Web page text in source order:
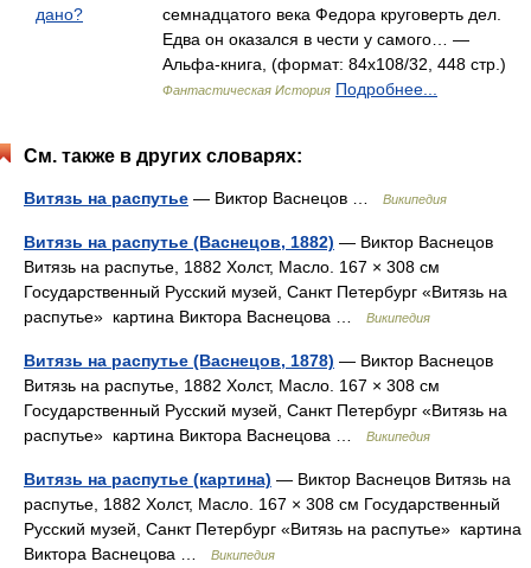
дано?
семнадцатого века Федора круговерть дел.
Едва он оказался в чести у самого… —
Альфа-книга, (формат: 84x108/32, 448 стр.)
Фантастическая История Подробнее...
См. также в других словарях:
Витязь на распутье — Виктор Васнецов … Википедия
Витязь на распутье (Васнецов, 1882) — Виктор Васнецов
Витязь на распутье, 1882 Холст, Масло. 167 × 308 см
Государственный Русский музей, Санкт Петербург «Витязь на
распутье» картина Виктора Васнецова …
Википедия
Витязь на распутье (Васнецов, 1878) — Виктор Васнецов
Витязь на распутье, 1882 Холст, Масло. 167 × 308 см
Государственный Русский музей, Санкт Петербург «Витязь на
распутье» картина Виктора Васнецова …
Википедия
Витязь на распутье (картина) — Виктор Васнецов Витязь на
распутье, 1882 Холст, Масло. 167 × 308 см Государственный
Русский музей, Санкт Петербург «Витязь на распутье» картина
Виктора Васнецова …
Википедия